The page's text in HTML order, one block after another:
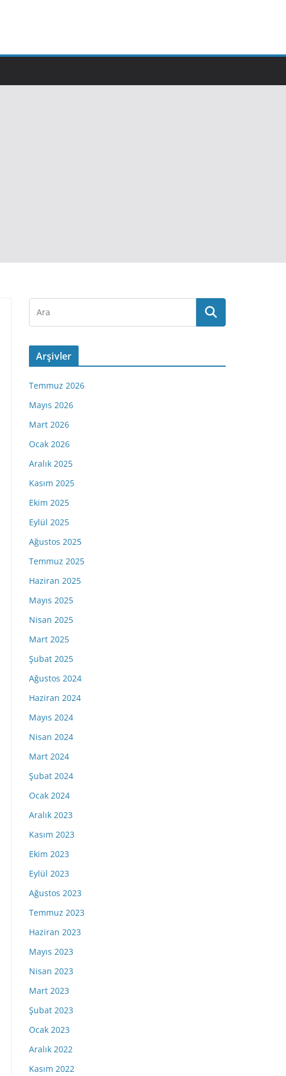
Arşivler
Temmuz 2026
Mayıs 2026
Mart 2026
Ocak 2026
Aralık 2025
Kasım 2025
Ekim 2025
Eylül 2025
Ağustos 2025
Temmuz 2025
Haziran 2025
Mayıs 2025
Nisan 2025
Mart 2025
Şubat 2025
Ağustos 2024
Haziran 2024
Mayıs 2024
Nisan 2024
Mart 2024
Şubat 2024
Ocak 2024
Aralık 2023
Kasım 2023
Ekim 2023
Eylül 2023
Ağustos 2023
Temmuz 2023
Haziran 2023
Mayıs 2023
Nisan 2023
Mart 2023
Şubat 2023
Ocak 2023
Aralık 2022
Kasım 2022